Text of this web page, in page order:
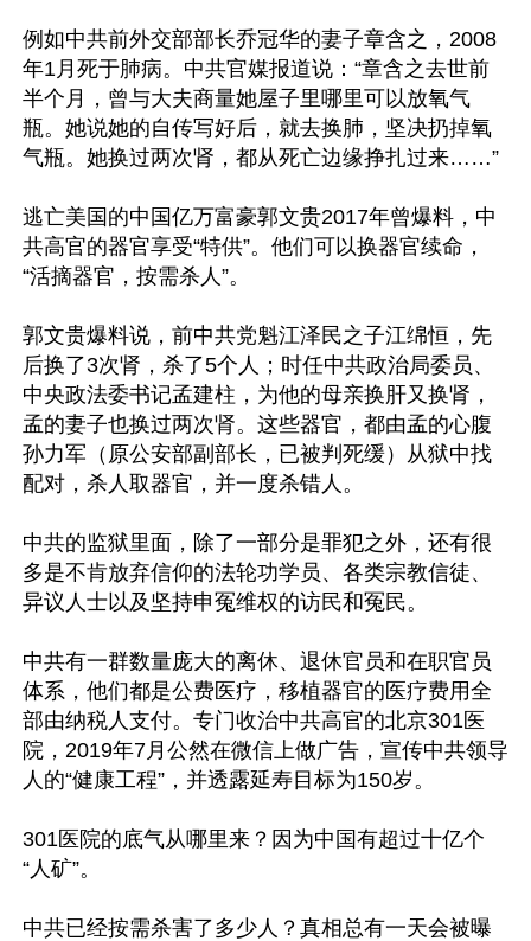
例如中共前外交部部长乔冠华的妻子章含之，2008
年1月死于肺病。中共官媒报道说：“章含之去世前
半个月，曾与大夫商量她屋子里哪里可以放氧气
瓶。她说她的自传写好后，就去换肺，坚决扔掉氧
气瓶。她换过两次肾，都从死亡边缘挣扎过来……”
逃亡美国的中国亿万富豪郭文贵2017年曾爆料，中
共高官的器官享受“特供”。他们可以换器官续命，
“活摘器官，按需杀人”。
郭文贵爆料说，前中共党魁江泽民之子江绵恒，先
后换了3次肾，杀了5个人；时任中共政治局委员、
中央政法委书记孟建柱，为他的母亲换肝又换肾，
孟的妻子也换过两次肾。这些器官，都由孟的心腹
孙力军（原公安部副部长，已被判死缓）从狱中找
配对，杀人取器官，并一度杀错人。
中共的监狱里面，除了一部分是罪犯之外，还有很
多是不肯放弃信仰的法轮功学员、各类宗教信徒、
异议人士以及坚持申冤维权的访民和冤民。
中共有一群数量庞大的离休、退休官员和在职官员
体系，他们都是公费医疗，移植器官的医疗费用全
部由纳税人支付。专门收治中共高官的北京301医
院，2019年7月公然在微信上做广告，宣传中共领导
人的“健康工程”，并透露延寿目标为150岁。
301医院的底气从哪里来？因为中国有超过十亿个
“人矿”。
中共已经按需杀害了多少人？真相总有一天会被曝